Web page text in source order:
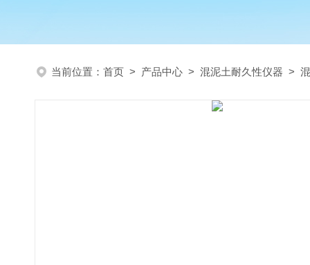
当前位置： 首页 > 产品中心 > 混泥土耐久性仪器 >